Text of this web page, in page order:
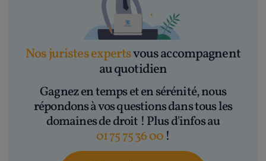
Nos juristes expertsvous accompagnent
au quotidien
Gagnez en temps et en sérénité, nous
répondons à vos questions dans tous les
domaines de droit ! Plus d'infos au
01 75 75 36 00 !